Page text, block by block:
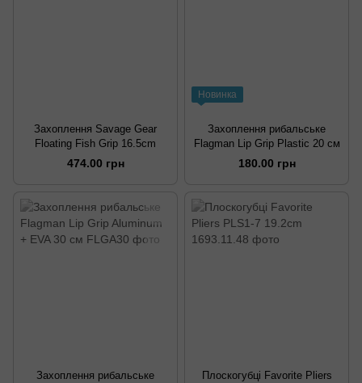
Захоплення Savage Gear
Floating Fish Grip 16.5cm
474.00 грн
Новинка
Захоплення рибальське
Flagman Lip Grip Plastic 20 см
180.00 грн
Захоплення рибальське
Плоскогубці Favorite Pliers